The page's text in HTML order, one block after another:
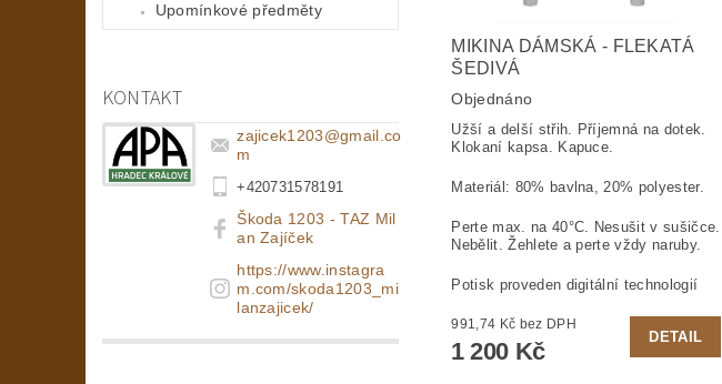
Upomínkové předměty
KONTAKT
zajicek1203@gmail.co
m
+420731578191
Škoda 1203 - TAZ Mil
an Zajíček
https://www.instagra
m.com/skoda1203_mi
lanzajicek/
MIKINA DÁMSKÁ - FLEKATÁ
ŠEDIVÁ
Objednáno
Užší a delší střih. Příjemná na dotek.
Klokaní kapsa. Kapuce.
Materiál: 80% bavlna, 20% polyester.
Perte max. na 40°C. Nesušit v sušičce.
Nebělit. Žehlete a perte vždy naruby.
Potisk proveden digitální technologií
991,74 Kč bez DPH
1 200 Kč
DETAIL